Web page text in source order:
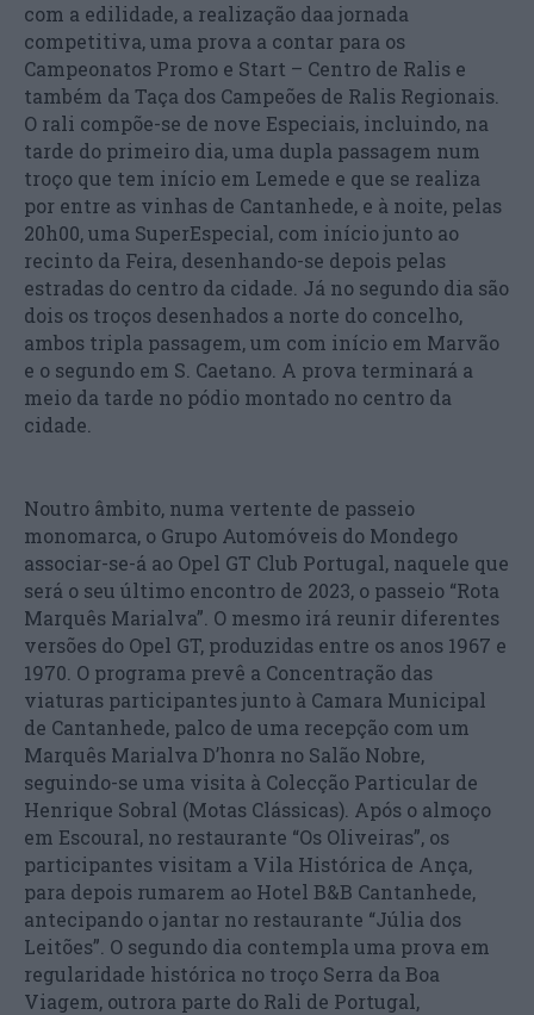
com a edilidade, a realização daa jornada
competitiva, uma prova a contar para os
Campeonatos Promo e Start – Centro de Ralis e
também da Taça dos Campeões de Ralis Regionais.
O rali compõe-se de nove Especiais, incluindo, na
tarde do primeiro dia, uma dupla passagem num
troço que tem início em Lemede e que se realiza
por entre as vinhas de Cantanhede, e à noite, pelas
20h00, uma SuperEspecial, com início junto ao
recinto da Feira, desenhando-se depois pelas
estradas do centro da cidade. Já no segundo dia são
dois os troços desenhados a norte do concelho,
ambos tripla passagem, um com início em Marvão
e o segundo em S. Caetano. A prova terminará a
meio da tarde no pódio montado no centro da
cidade.
Noutro âmbito, numa vertente de passeio
monomarca, o Grupo Automóveis do Mondego
associar-se-á ao Opel GT Club Portugal, naquele que
será o seu último encontro de 2023, o passeio “Rota
Marquês Marialva”. O mesmo irá reunir diferentes
versões do Opel GT, produzidas entre os anos 1967 e
1970. O programa prevê a Concentração das
viaturas participantes junto à Camara Municipal
de Cantanhede, palco de uma recepção com um
Marquês Marialva D’honra no Salão Nobre,
seguindo-se uma visita à Colecção Particular de
Henrique Sobral (Motas Clássicas). Após o almoço
em Escoural, no restaurante “Os Oliveiras”, os
participantes visitam a Vila Histórica de Ança,
para depois rumarem ao Hotel B&B Cantanhede,
antecipando o jantar no restaurante “Júlia dos
Leitões”. O segundo dia contempla uma prova em
regularidade histórica no troço Serra da Boa
Viagem, outrora parte do Rali de Portugal,